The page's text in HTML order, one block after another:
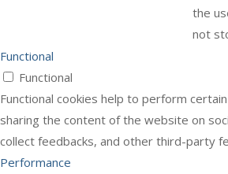
the
not
Functional
Functional
Functional cookies help to perform
sharing the content of the website on
collect feedbacks, and other third-party
Performance